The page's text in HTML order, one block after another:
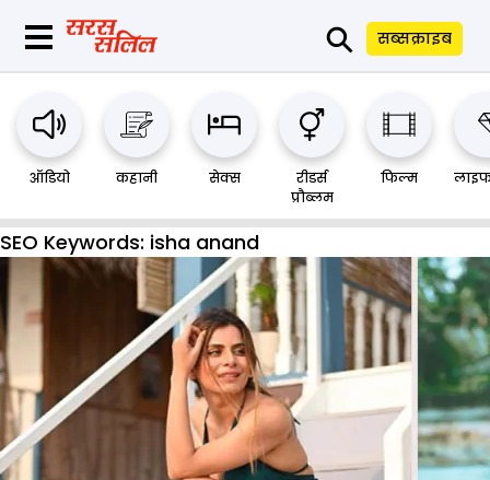
⚲ सब्सक्राइब
ऑडियो कहानी सेक्स
रीडर्स
प्रौब्लम
फिल्म
SEO Keywords: isha anand